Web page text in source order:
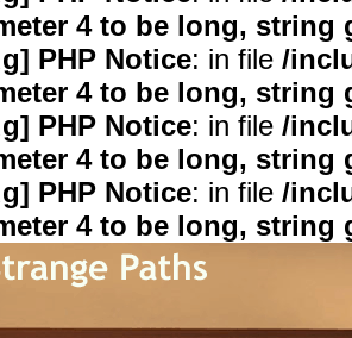
4 to be long, string
PHP Notice: in file /
4 to be long, string
PHP Notice: in file /
4 to be long, string
PHP Notice: in file /
4 to be long, string